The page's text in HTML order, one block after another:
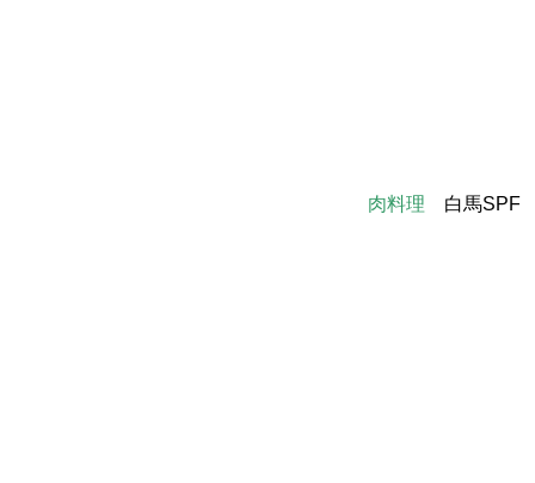
肉料理 白馬SPF